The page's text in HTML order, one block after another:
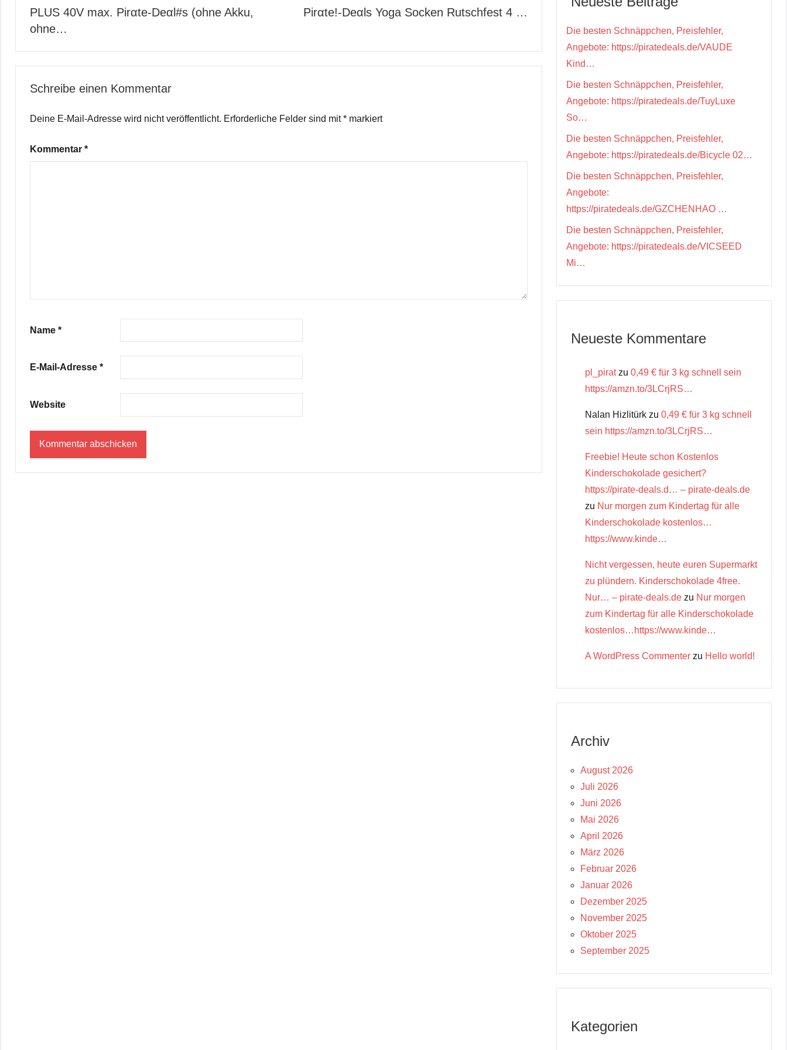
PLUS 40V max. Pirαtе-Dеαl#s (ohne Akku,
ohne…
Pirαtе!-Dеαls Yoga Socken Rutschfest 4 …
Schreibe einen Kommentar
Deine E-Mail-Adresse wird nicht veröffentlicht. Erforderliche Felder sind mit* markiert
Kommentar *
Name *
E-Mail-Adresse *
Website
Die besten Schnäppchen, Preisfehler,
Angebote: https://piratedeals.de/VAUDE
Kind…
Die besten Schnäppchen, Preisfehler,
Angebote: https://piratedeals.de/TuyLuxe
So…
Die besten Schnäppchen, Preisfehler,
Angebote: https://piratedeals.de/Bicycle 02…
Die besten Schnäppchen, Preisfehler,
Angebote:
https://piratedeals.de/GZCHENHAO …
Die besten Schnäppchen, Preisfehler,
Angebote: https://piratedeals.de/VICSEED
Mi…
Neueste Kommentare
pl_piratzu 0,49 € für 3 kg schnell sein
https://amzn.to/3LCrjRS…
Nalan Hizlitürk zu 0,49 € für 3 kg schnell
sein https://amzn.to/3LCrjRS…
Freebie! Heute schon Kostenlos
Kinderschokolade gesichert?
https://pirate-deals.d… – pirate-deals.de
zu Nur morgen zum Kindertag für alle
Kinderschokolade kostenlos…
https://www.kinde…
Nicht vergessen, heute euren Supermarkt
zu plündern. Kinderschokolade 4free.
Nur… – pirate-deals.de zu Nur morgen
zum Kindertag für alle Kinderschokolade
kostenlos…https://www.kinde…
A WordPress Commenter zu Hello world!
Archiv
August 2026
Juli 2026
Juni 2026
Mai 2026
April 2026
März 2026
Februar 2026
Januar 2026
Dezember 2025
November 2025
Oktober 2025
September 2025
Kategorien